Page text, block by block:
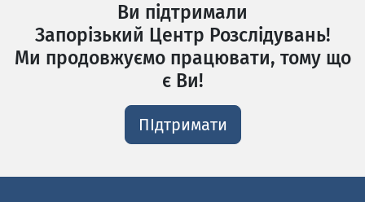
Ви підтримали
Запорізький Центр Розслідувань!
Ми продовжуємо працювати, тому що
є Ви!
ПІдтримати